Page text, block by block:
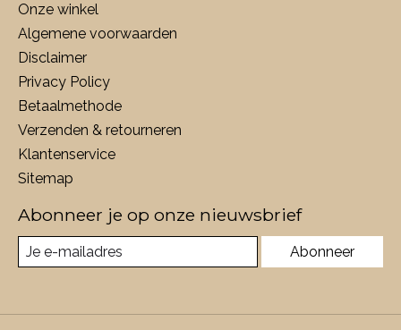
Onze winkel
Algemene voorwaarden
Disclaimer
Privacy Policy
Betaalmethode
Verzenden & retourneren
Klantenservice
Sitemap
Abonneer je op onze nieuwsbrief
Abonneer